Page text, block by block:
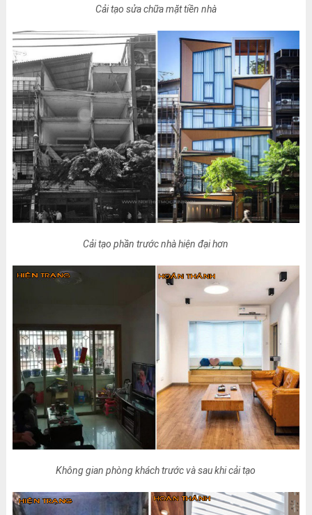
Cải tạo sửa chữa mặt tiền nhà
Cải tạo phần trước nhà hiện đại hơn
Không gian phòng khách trước và sau khi cải tạo